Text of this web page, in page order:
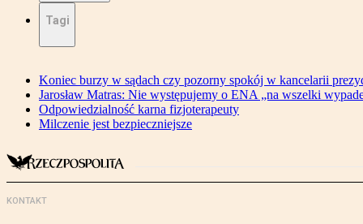
Tagi
Koniec burzy w sądach czy pozorny spokój w kancelarii
Jarosław Matras: Nie występujemy o ENA „na wszelki
Odpowiedzialność karna fizjoterapeuty
Milczenie jest bezpieczniejsze
KONTAKT